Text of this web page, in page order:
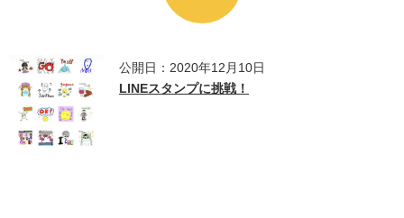
公開日：2020年12月10日
LINEスタンプに挑戦！